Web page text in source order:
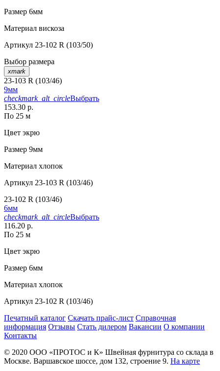
Размер 6мм
Материал вискоза
Артикул 23-102 R (103/50)
Выбор размера
xmark
23-103 R (103/46)
9мм
checkmark_alt_circleВыбрать
153.30 р.
По 25 м
Цвет экрю
Размер 9мм
Материал хлопок
Артикул 23-103 R (103/46)
23-102 R (103/46)
6мм
checkmark_alt_circleВыбрать
116.20 р.
По 25 м
Цвет экрю
Размер 6мм
Материал хлопок
Артикул 23-102 R (103/46)
Печатный каталог Скачать прайс-лист Справочная
информация Отзывы Стать дилером Вакансии О компании
Контакты
© 2020 ООО «ПРОТОС и К» Швейная фурнитура со склада в
Москве. Варшавское шоссе, дом 132, строение 9. На карте